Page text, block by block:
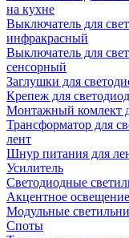
на кухне
Выключатель для
инфракрасный
Выключатель для
сенсорный
Заглушки для
Крепеж для
Монтажный комлект
Трансформатор для
лент
Шнур питания для
Усилитель
Светодиодные
Акцентное освещение
Модульные
Споты